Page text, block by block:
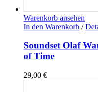
Warenkorb ansehen
In den Warenkorb /
Soundset Olaf
of Time
29,00 €